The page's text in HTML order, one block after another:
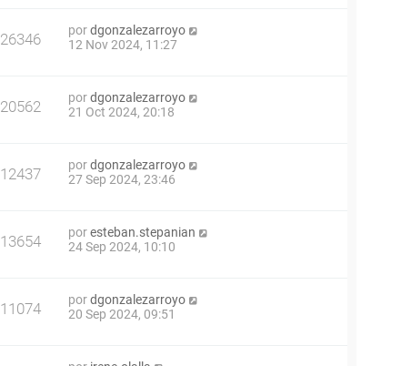
26346 pordgonzalezarroyo
12 Nov 2024, 11:27
20562 pordgonzalezarroyo
21 Oct 2024, 20:18
12437 pordgonzalezarroyo
27 Sep 2024, 23:46
13654 poresteban.stepanian
24 Sep 2024, 10:10
11074 pordgonzalezarroyo
20 Sep 2024, 09:51